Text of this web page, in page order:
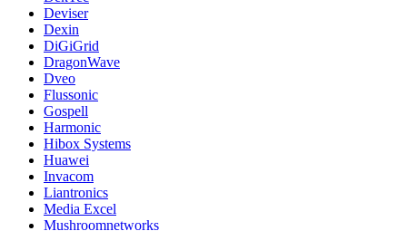
Deviser
Dexin
DiGiGrid
DragonWave
Dveo
Flussonic
Gospell
Harmonic
Hibox Systems
Huawei
Invacom
Liantronics
Media Excel
Mushroomnetworks